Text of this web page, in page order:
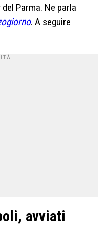
Parma. Ne parla
. A seguire
avviati